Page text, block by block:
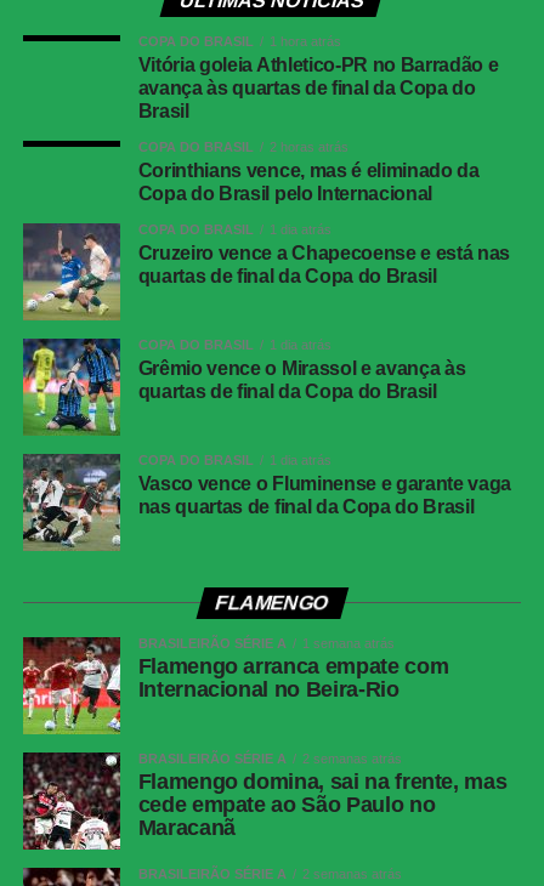
Maira Mastella Moreira e Tiago Augusto
Kappes Diel
Marcelo Ignacio Domingues Neto
Gustavo Martins, aos 51′ do 1ºT (Grêmio)
Alan Patrick, aos 37′ do 2ºT (Internacional)
Rochet; Bruno Gomes (Juninho), Gabriel
Mercado, Victor Gabriel e Allex (Alan
Rodríguez); Ronaldo (Alerrandro), Paulinho,
Vitinho (Bruno Tabata), Alan Patrick e
Carbonero; Rafael Borré. Técnico: Paulo
Grêmio
Weverton; Pavon, Gustavo Martins, Viery
(Wagner Leonardo) e Marlon; Noriega, Arthur
(Dodi), Enamorado (Kannemann), Monsalve
Técnico: Luís Castro.
COMENTE ABAIXO:
Facebook
Twitter
Messenger
LinkedIn
Share
COPA DO BRASIL 1 hora atrás
Vitória goleia Athletico-PR no Barradão e
avança às quartas de final da Copa do
Brasil
COPA DO BRASIL 2 horas atrás
Corinthians vence, mas é eliminado da
Copa do Brasil pelo Internacional
COPA DO BRASIL 1 dia atrás
Cruzeiro vence a Chapecoense e está nas
quartas de final da Copa do Brasil
COPA DO BRASIL 1 dia atrás
Grêmio vence o Mirassol e avança às
quartas de final da Copa do Brasil
COPA DO BRASIL 1 dia atrás
Vasco vence o Fluminense e garante vaga
nas quartas de final da Copa do Brasil
FLAMENGO
BRASILEIRÃO SÉRIE A 1 semana atrás
Flamengo arranca empate com
Internacional no Beira-Rio
BRASILEIRÃO SÉRIE A 2 semanas atrás
Flamengo domina, sai na frente, mas
cede empate ao São Paulo no
Maracanã
BRASILEIRÃO SÉRIE A 2 semanas atrás